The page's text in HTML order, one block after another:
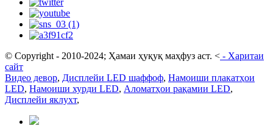
© Copyright - 2010-2024; Ҳамаи ҳуқуқ маҳфуз аст. < - Харитаи
сайт
Видео девор, Дисплейи LED шаффоф, Намоиши плакатҳои
LED, Намоиши хурди LED, Аломатҳои рақамии LED,
Дисплейи яклухт,